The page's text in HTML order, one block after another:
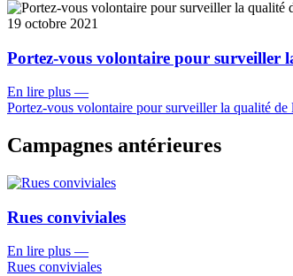
19 octobre 2021
Portez-vous volontaire pour surveiller
En lire plus —
Portez-vous volontaire pour surveiller la qualité
Campagnes antérieures
Rues conviviales
En lire plus —
Rues conviviales